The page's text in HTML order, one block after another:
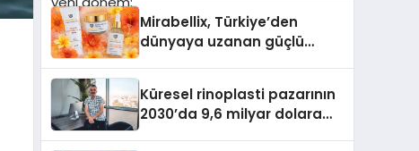
Mirabellix, Türkiye’den
dünyaya uzanan güçlü
Küresel rinoplasti pazarının
2030’da 9,6 milyar dolara